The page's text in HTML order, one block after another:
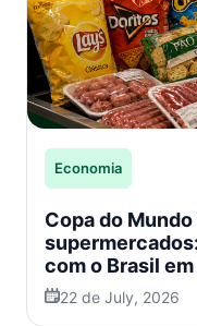
Economia
Copa do
com o Brasil
22 de July, 2026